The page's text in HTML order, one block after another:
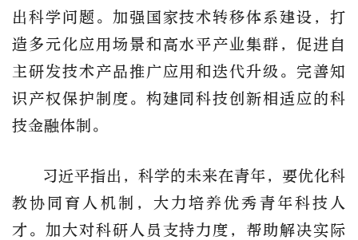
出科学问题。加强国家技术转移体系建设，打
造多元化应用场景和高水平产业集群，促进自
主研发技术产品推广应用和迭代升级。完善知
识产权保护制度。构建同科技创新相适应的科
技金融体制。
习近平指出，科学的未来在青年，要优化科
教协同育人机制，大力培养优秀青年科技人
才。加大对科研人员支持力度，帮助解决实际